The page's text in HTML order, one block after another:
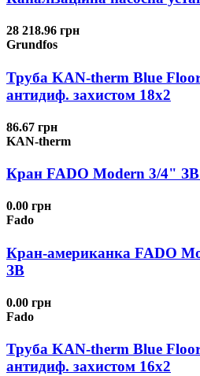
28 218.96 грн
Grundfos
Труба KAN-therm Blue
антидиф. захистом 18х2
86.67 грн
KAN-therm
Кран FADO Modern 3/4" ЗВ
0.00 грн
Fado
Кран-американка FADO
ЗВ
0.00 грн
Fado
Труба KAN-therm Blue
антидиф. захистом 16х2